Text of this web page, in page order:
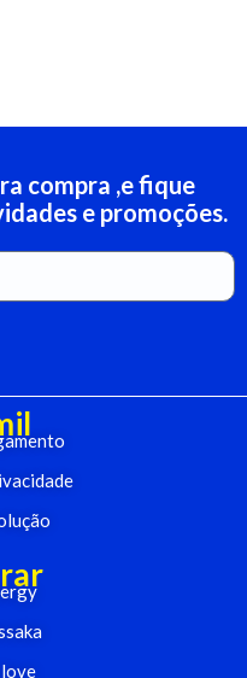
compra ,e fique
e promoções.